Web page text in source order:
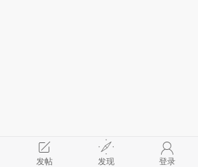
发帖 发现 登录